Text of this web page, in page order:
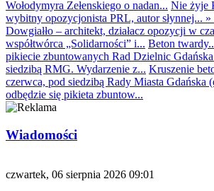
Wołodymyra Zełenskiego o nadan... Nie żyje
wybitny opozycjonista PRL, autor słynnej... »
Dowgiałło – architekt, działacz opozycji w
współtwórca „Solidarności” i... Beton
pikiecie zbuntowanych Rad Dzielnic
siedzibą RMG. Wydarzenie z... Kruszenie
czerwca, pod siedzibą Rady Miasta Gdańska
odbędzie się pikieta zbuntow...
Wiadomości
czwartek, 06 sierpnia 2026 09:01